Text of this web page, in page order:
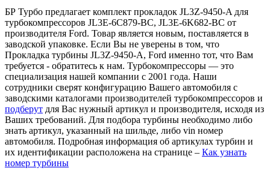
БР Турбо предлагает комплект прокладок JL3Z-9450-A для
турбокомпрессоров JL3E-6C879-BC, JL3E-6K682-BC от
производителя Ford. Товар является новым, поставляется в
заводской упаковке. Если Вы не уверены в том, что
Прокладка турбины JL3Z-9450-A, Ford именно тот, что Вам
требуется - обратитесь к нам. Турбокомпрессоры — это
специализация нашей компании с 2001 года. Наши
сотрудники сверят конфигурацию Вашего автомобиля с
заводскими каталогами производителей турбокомпрессоров и
подберут для Вас нужный артикул и производителя, исходя из
Ваших требований. Для подбора турбины необходимо либо
знать артикул, указанный на шильде, либо vin номер
автомобиля. Подробная информация об артикулах турбин и
их идентификации расположена на странице – Как узнать
номер турбины